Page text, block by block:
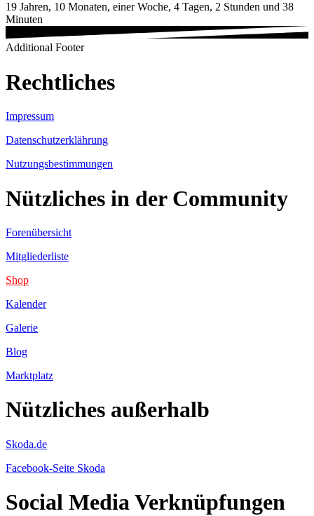
19 Jahren, 10 Monaten, einer Woche, 4 Tagen, 2 Stunden und 38
Minuten
Additional Footer
Rechtliches
Impressum
Datenschutzerklährung
Nutzungsbestimmungen
Nützliches in der Community
Forenübersicht
Mitgliederliste
Shop
Kalender
Galerie
Blog
Marktplatz
Nützliches außerhalb
Skoda.de
Facebook-Seite Skoda
Social Media Verknüpfungen